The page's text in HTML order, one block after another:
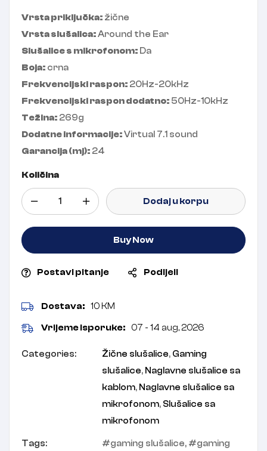
Vrsta priključka: žične
Vrsta slušalica:Around the Ear
Slušalice s mikrofonom: Da
Boja: crna
Frekvencijski raspon: 20Hz-20kHz
Frekvencijski raspon dodatno: 50Hz-10kHz
Težina: 269g
Dodatne informacije:Virtual 7.1 sound
Garancija (mj): 24
Količina
Dodaj u korpu
Buy Now
Postavi pitanje Podijeli
Dostava: 10 KM
Vrijeme isporuke: 07 - 14 aug, 2026
Categories: Žične slušalice, Gaming
slušalice, Naglavne slušalice sa
kablom, Naglavne slušalice sa
mikrofonom, Slušalice sa
mikrofonom
Tags: gaming slušalice,
gaming